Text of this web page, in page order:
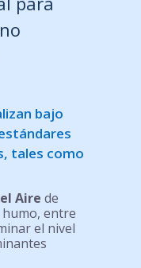
bajo
tales como
Aire de
entre
el nivel